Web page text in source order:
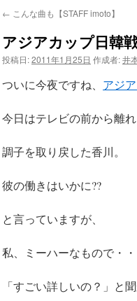
テ
キ
← こんな曲も【STAFF imoto】
アジアカップ日韓
投稿日:2011年1月25日 作成者:井
ついに今夜ですね、 アジ
今日はテレビの前から離
調子を取り戻した香川。
彼の働きはいかに??
と言っていますが、
私、ミーハーなもので・
「すごい詳しいの？」と